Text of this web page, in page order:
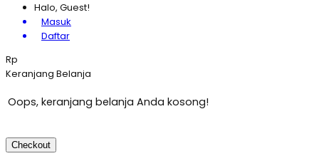
Halo, Guest!
Masuk
Daftar
Rp
Keranjang Belanja
Oops, keranjang belanja Anda kosong!
Checkout